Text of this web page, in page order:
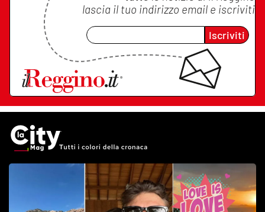
lascia il tuo indirizzo email e iscriviti
Iscriviti